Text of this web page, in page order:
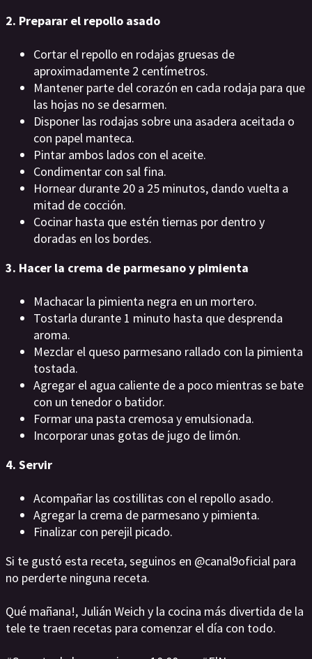
2. Preparar el repollo asado
Cortar el repollo en rodajas gruesas de
aproximadamente 2 centímetros.
Mantener parte del corazón en cada rodaja para que
las hojas no se desarmen.
Disponer las rodajas sobre una asadera aceitada o
con papel manteca.
Pintar ambos lados con el aceite.
Condimentar con sal fina.
Hornear durante 20 a 25 minutos, dando vuelta a
mitad de cocción.
Cocinar hasta que estén tiernas por dentro y
doradas en los bordes.
3. Hacer la crema de parmesano y pimienta
Machacar la pimienta negra en un mortero.
Tostarla durante 1 minuto hasta que desprenda
aroma.
Mezclar el queso parmesano rallado con la pimienta
tostada.
Agregar el agua caliente de a poco mientras se bate
con un tenedor o batidor.
Formar una pasta cremosa y emulsionada.
Incorporar unas gotas de jugo de limón.
4. Servir
Acompañar las costillitas con el repollo asado.
Agregar la crema de parmesano y pimienta.
Finalizar con perejil picado.
Si te gustó esta receta, seguinos en @canal9oficial para
no perderte ninguna receta.
Qué mañana!, Julián Weich y la cocina más divertida de la
tele te traen recetas para comenzar el día con todo.